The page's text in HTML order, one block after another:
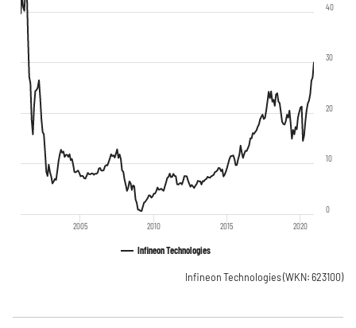
Infineon Technologies
2005 2010 2015 2020
0
10
20
30
40
Infineon Technologies(WKN: 623100)